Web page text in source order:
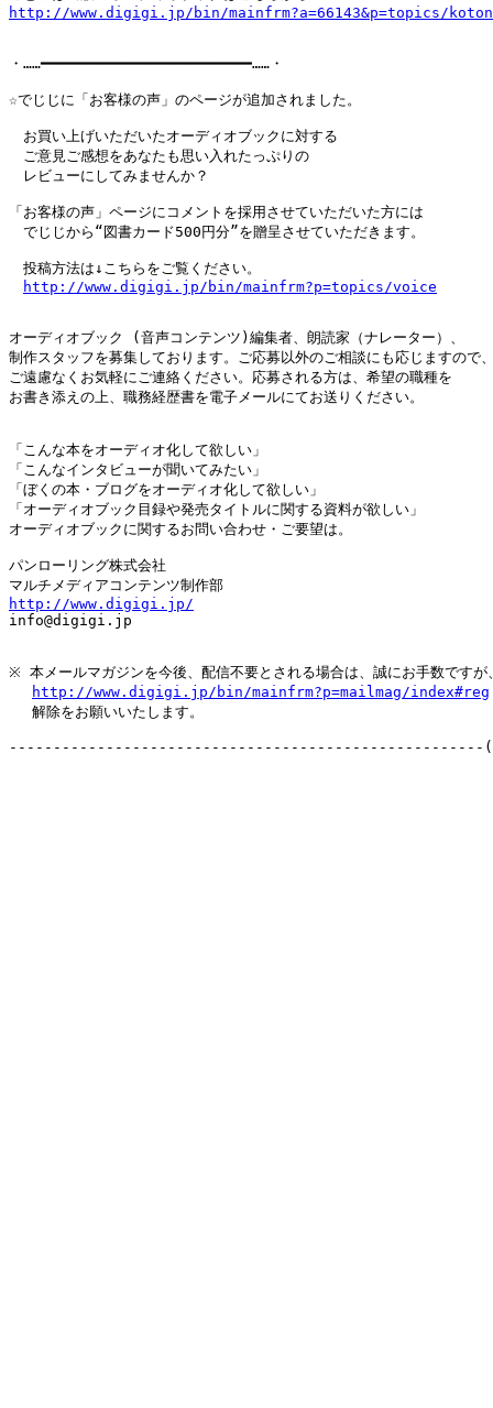
http://www.digigi.jp/bin/mainfrm?a=66143&p=topics/
・……━━━━━━━━━━━━━━━━━━━━━━━━……・
☆でじじに「お客様の声」のページが追加されました。
お買い上げいただいたオーディオブックに対する
ご意見ご感想をあなたも思い入れたっぷりの
レビューにしてみませんか？
「お客様の声」ページにコメントを採用させていただいた方には
でじじから“図書カード500円分”を贈呈させていただきます。
投稿方法は↓こちらをご覧ください。
http://www.digigi.jp/bin/mainfrm?p=topics/voice
オーディオブック (音声コンテンツ)編集者、朗読家（ナレーター）、
制作スタッフを募集しております。ご応募以外のご相談にも応じますので
ご遠慮なくお気軽にご連絡ください。応募される方は、希望の職種を
お書き添えの上、職務経歴書を電子メールにてお送りください。
「こんな本をオーディオ化して欲しい」
「こんなインタビューが聞いてみたい」
「ぼくの本・ブログをオーディオ化して欲しい」
「オーディオブック目録や発売タイトルに関する資料が欲しい」
オーディオブックに関するお問い合わせ・ご要望は。
パンローリング株式会社
http://www.digigi.jp/
info@digigi.jp
※ 本メールマガジンを今後、配信不要とされる場合は、誠にお手数ですが
http://www.digigi.jp/bin/mainfrm?p=mailmag/index#reg
解除をお願いいたします。
------------------------------------------------------(C)